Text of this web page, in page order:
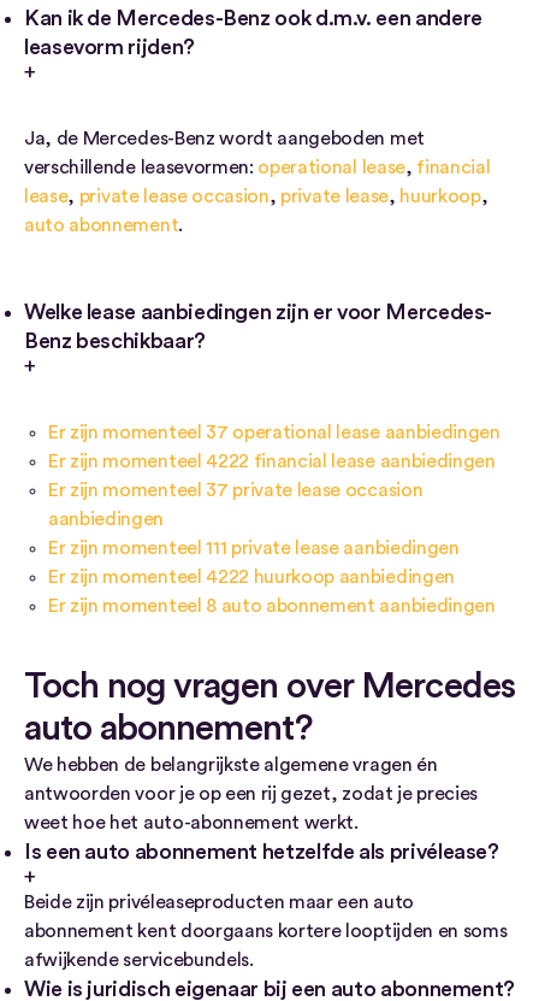
Kan ik de Mercedes-Benz ook d.m.v. een andere
leasevorm rijden?
Ja, de Mercedes-Benz wordt aangeboden met
verschillende leasevormen: operational lease, financial
lease, private lease occasion, private lease, huurkoop,
auto abonnement.
Welke lease aanbiedingen zijn er voor Mercedes-
Benz beschikbaar?
Er zijn momenteel 37 operational lease aanbiedingen
Er zijn momenteel 4222 financial lease aanbiedingen
Er zijn momenteel 37 private lease occasion
aanbiedingen
Er zijn momenteel 111 private lease aanbiedingen
Er zijn momenteel 4222 huurkoop aanbiedingen
Er zijn momenteel 8 auto abonnement aanbiedingen
Toch nog vragen over Mercedes
auto abonnement?
We hebben de belangrijkste algemene vragen én
antwoorden voor je op een rij gezet, zodat je precies
weet hoe het auto-abonnement werkt.
Is een auto abonnement hetzelfde als privélease?
Beide zijn privéleaseproducten maar een auto
abonnement kent doorgaans kortere looptijden en soms
afwijkende servicebundels.
Wie is juridisch eigenaar bij een auto abonnement?